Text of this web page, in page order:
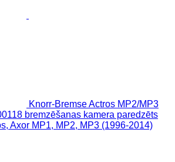
Knorr-Bremse Actros MP2/MP3
bremzēšanas kamera paredzēts
Axor MP1, MP2, MP3 (1996-2014)